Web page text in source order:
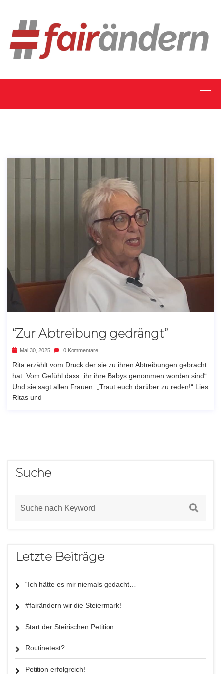
“Zur Abtreibung gedrängt”
Mai 30, 2025 0 Kommentare
Rita erzählt vom Druck der sie zu ihren Abtreibungen gebracht
hat. Vom Gefühl dass „ihr ihre Babys genommen worden sind“.
Und sie sagt allen Frauen: „Traut euch darüber zu reden!“ Lies
Ritas und
Suche
Letzte Beiträge
“Ich hätte es mir niemals gedacht…
#fairändern wir die Steiermark!
Start der Steirischen Petition
Routinetest?
Petition erfolgreich!